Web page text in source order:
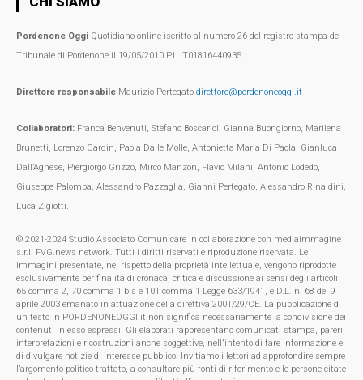
Pordenone Oggi Quotidiano online iscritto al numero 26 del registro stampa del
Tribunale di Pordenone il 19/05/2010 P.I. IT01816440935
Direttore responsabile Maurizio Pertegato direttore@pordenoneoggi.it
Collaboratori: Franca Benvenuti, Stefano Boscariol, Gianna Buongiorno, Marilena
Brunetti, Lorenzo Cardin, Paola Dalle Molle, Antonietta Maria Di Paola, Gianluca
Dall’Agnese, Piergiorgo Grizzo, Mirco Manzon, Flavio Milani, Antonio Lodedo,
Giuseppe Palomba, Alessandro Pazzaglia, Gianni Pertegato, Alessandro Rinaldini,
Luca Zigiotti.
© 2021-2024 Studio Associato Comunicare in collaborazione con mediaimmagine
s.r.l. FVG.news network. Tutti i diritti riservati e riproduzione riservata. Le
immagini presentate, nel rispetto della proprietà intellettuale, vengono riprodotte
esclusivamente per finalità di cronaca, critica e discussione ai sensi degli articoli
65 comma 2, 70 comma 1 bis e 101 comma 1 Legge 633/1941, e D.L. n. 68 del 9
aprile 2003 emanato in attuazione della direttiva 2001/29/CE. La pubblicazione di
un testo in PORDENONEOGGI.it non significa necessariamente la condivisione dei
contenuti in esso espressi. Gli elaborati rappresentano comunicati stampa, pareri,
interpretazioni e ricostruzioni anche soggettive, nell'intento di fare informazione e
di divulgare notizie di interesse pubblico. Invitiamo i lettori ad approfondire sempre
l’argomento politico trattato, a consultare più fonti di riferimento e le persone citate